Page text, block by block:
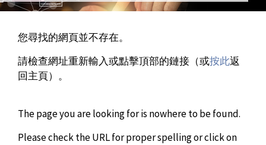
您尋找的網頁並不存在。
請檢查網址重新輸入或點擊頂部的鏈接（或按此返
回主頁）。
The page you are looking for is nowhere to be found.
Please check the URL for proper spelling or click on